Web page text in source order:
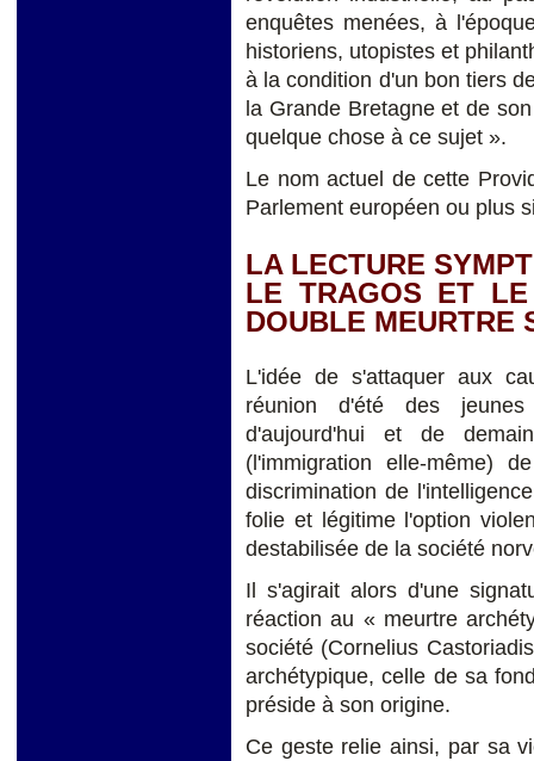
enquêtes menées, à
historiens, utopistes et
à la condition d'un bon tiers
la Grande Bretagne et de
quelque chose à ce sujet ».
Le nom actuel de cette
Parlement européen ou plus
LA LECTURE
LE TRAGOS ET
DOUBLE MEURTRE
L'idée de s'attaquer aux
réunion d'été des jeunes
d'aujourd'hui et de
(l'immigration elle-même)
discrimination de
folie et légitime l'option
destabilisée de la société
Il s'agirait alors d'une
réaction au « meurtre
société (Cornelius
archétypique, celle de sa
préside à son origine.
Ce geste relie ainsi, par sa